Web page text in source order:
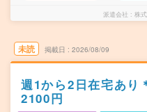
派遣会社 株
未読 掲載日 2026/08/09
週1から2日在宅あり
2100円